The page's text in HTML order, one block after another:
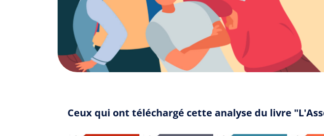
Ceux qui ont téléchargé cette analyse du livre